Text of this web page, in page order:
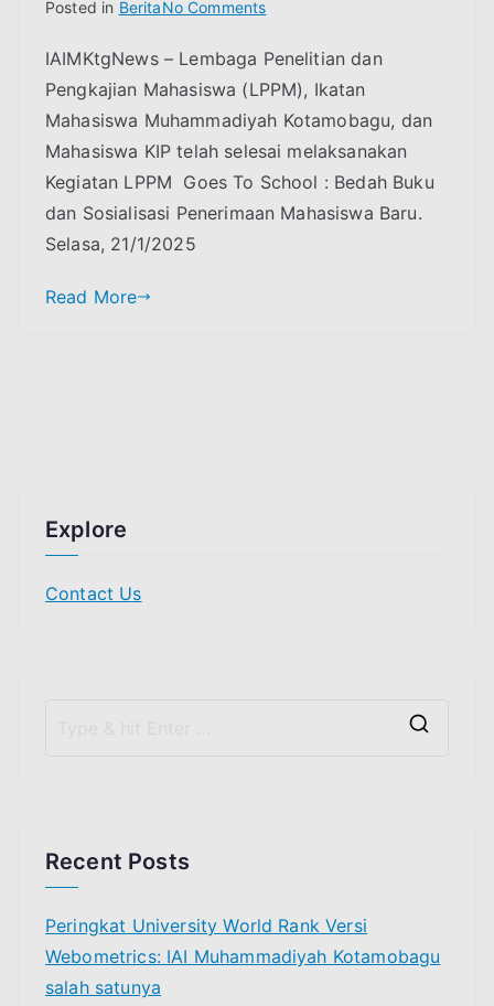
Posted in BeritaNo Commentson
Goes
To
School
:
Bedah
“berani
IAIMKtgNews – Lembaga Penelitian dan
Pengkajian Mahasiswa (LPPM), Ikatan
Mahasiswa Muhammadiyah Kotamobagu, dan
Mahasiswa KIP telah selesai melaksanakan
Kegiatan LPPM Goes To School : Bedah Buku
dan Sosialisasi Penerimaan Mahasiswa Baru.
Selasa, 21/1/2025
Read More
Explore
Contact Us
Recent Posts
Peringkat University World Rank Versi
Webometrics: IAI Muhammadiyah Kotamobagu
salah satunya